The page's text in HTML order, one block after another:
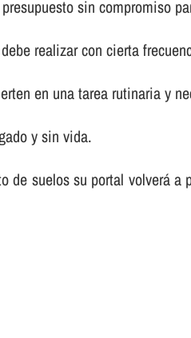
sin compromiso
realizar con cierta
en una tarea rutinaria y
y sin vida.
de suelos su portal volverá